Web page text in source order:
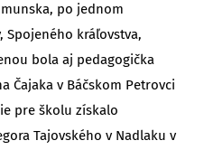
po jednom
Spojeného kráľovstva,
bola aj pedagogička
Čajaka v Báčskom Petrovci
pre školu získalo
Tajovského v Nadlaku v